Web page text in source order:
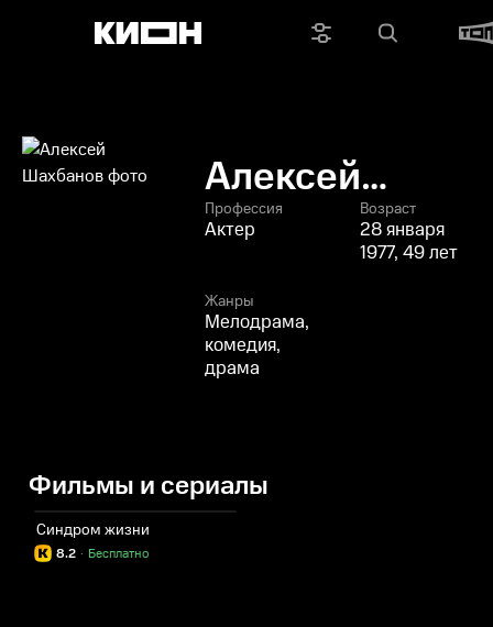
Алексей
Шахбанов
Профессия
Актер
Возраст
28 января
1977, 49 лет
Жанры
Мелодрама,
комедия,
драма
Фильмы и сериалы
Синдром жизни
8.2 Бесплатно
·